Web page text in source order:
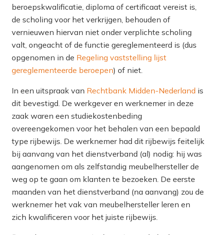
beroepskwalificatie, diploma of certificaat vereist is,
de scholing voor het verkrijgen, behouden of
vernieuwen hiervan niet onder verplichte scholing
valt, ongeacht of de functie gereglementeerd is (dus
opgenomen in de Regeling vaststelling lijst
gereglementeerde beroepen) of niet.
In een uitspraak van Rechtbank Midden-Nederland is
dit bevestigd. De werkgever en werknemer in deze
zaak waren een studiekostenbeding
overeengekomen voor het behalen van een bepaald
type rijbewijs. De werknemer had dit rijbewijs feitelijk
bij aanvang van het dienstverband (al) nodig: hij was
aangenomen om als zelfstandig meubelhersteller de
weg op te gaan om klanten te bezoeken. De eerste
maanden van het dienstverband (na aanvang) zou de
werknemer het vak van meubelhersteller leren en
zich kwalificeren voor het juiste rijbewijs.